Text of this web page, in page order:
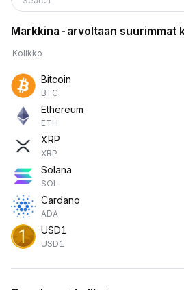
Markkina-arvoltaan suurimmat
Kolikko
Bitcoin
BTC
Ethereum
ETH
XRP
XRP
Solana
SOL
Cardano
ADA
USD1
USD1